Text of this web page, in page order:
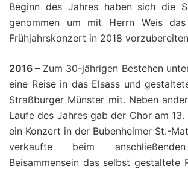
Beginn des Jahres haben sich die
genommen um mit Herrn Weis das
Frühjahrskonzert in 2018
2016 – Zum 30-jährigen Bestehen
eine Reise in das Elsass und
Straßburger Münster mit. Neben
Laufe des Jahres gab der Chor am
ein Konzert in der Bubenheimer St.-
verkaufte beim
Beisammensein das selbst gestaltete